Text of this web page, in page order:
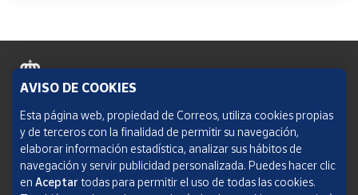
Política de cookies
Aviso legal
Condiciones del servicio
AVISO DE COOKIES
Esta página web, propiedad de Correos, utiliza cookies propias
y de terceros con la finalidad de permitir su navegación,
elaborar información estadística, analizar sus hábitos de
navegación y servir publicidad personalizada. Puedes hacer clic
en Aceptar todas para permitir el uso de todas las cookies.